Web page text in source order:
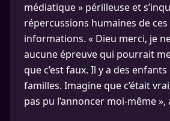
médiatique » périlleuse et
répercussions humaines de ces
informations. « Dieu merci, je
aucune épreuve qui pourrait
que c’est faux. Il y a des enfants
familles. Imagine que c’était
pas pu l’annoncer moi-même